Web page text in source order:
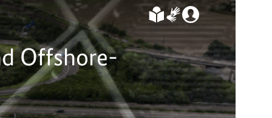
Offshore-